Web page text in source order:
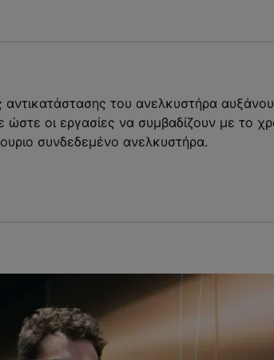
αντικατάστασης του ανελκυστήρα
ώστε οι εργασίες να συμβαδίζουν με το
συνδεδεμένο ανελκυστήρα.